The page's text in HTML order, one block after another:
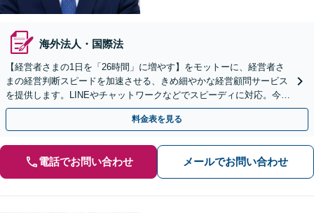
海外法人・国際法
【経営者さまの1日を「26時間」に増やす】をモットーに、経営者さ
まの経営判断スピードを加速させる、きめ細やかな経営顧問サービス
を提供します。LINEやチャットワークなどでスピーディに対応。今後
問題となりそうな経営課題までご相談を承ります
料金表を見る
電話でお問い合わせ メールでお問い合わせ